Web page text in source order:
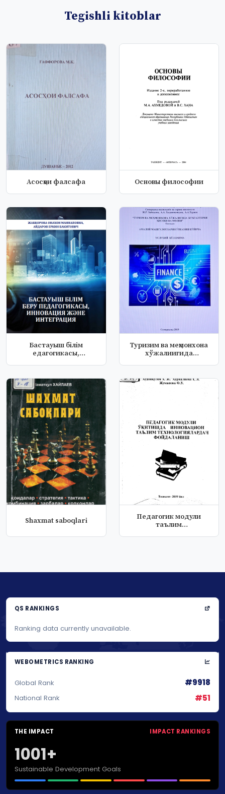
Tegishli kitoblar
Асосҳои фалсафа Основы философии
Бастауыш білім
едагогикасы,
Туризим ва меҳмонхона
хўжалиигида
Shaxmat saboqlari
Педагогик модули
таълим
QS RANKINGS
Ranking data currently unavailable.
WEBOMETRICS RANKING
Global Rank #9918
National Rank #51
THE IMPACT IMPACT RANKINGS
1001+
Sustainable Development Goals